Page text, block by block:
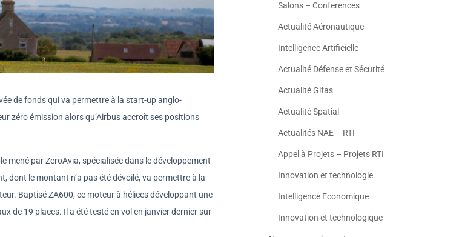
de fonds qui va permettre à la start-up anglo-
zéro émission alors qu’Airbus accroît ses positions
mené par ZeroAvia, spécialisée dans le développement
dont le montant n’a pas été dévoilé, va permettre à la
Baptisé ZA600, ce moteur à hélices développant une
de 19 places. Il a été testé en vol en janvier dernier sur
Salons – Conferences
Actualité Aéronautique
Intelligence Artificielle
Actualité Défense et Sécurité
Actualité Gifas
Actualité Spatial
Actualités NAE – RTI
Appel à Projets – Projets RTI
Innovation et technologie
Intelligence Economique
Innovation et technologique